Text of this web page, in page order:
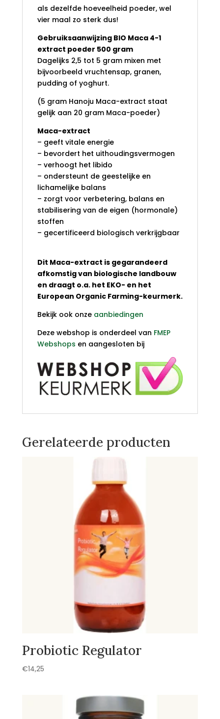
als dezelfde hoeveelheid poeder, wel
vier maal zo sterk dus!
Gebruiksaanwijzing BIO Maca 4-1
extract poeder 500 gram
Dagelijks 2,5 tot 5 gram mixen met
bijvoorbeeld vruchtensap, granen,
pudding of yoghurt.
(5 gram Hanoju Maca-extract staat
gelijk aan 20 gram Maca-poeder)
Maca-extract
– geeft vitale energie
– bevordert het uithoudingsvermogen
– verhoogt het libido
– ondersteunt de geestelijke en
lichamelijke balans
– zorgt voor verbetering, balans en
stabilisering van de eigen (hormonale)
stoffen
– gecertificeerd biologisch verkrijgbaar
Dit Maca-extract is gegarandeerd
afkomstig van biologische landbouw
en draagt o.a. het EKO- en het
European Organic Farming-keurmerk.
Bekijk ook onze aanbiedingen
Deze webshop is onderdeel van FMEP
Webshops en aangesloten bij
Gerelateerde producten
Probiotic Regulator
€14,25